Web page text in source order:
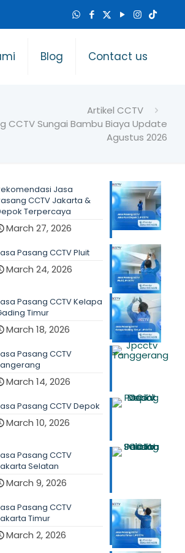
Blog Contact us
Artikel CCTV
CCTV Sungai Bambu Biaya Update
Agustus 2026
Jasa
CCTV Jakarta &
Terpercaya
March 27, 2026
Pasang CCTV Pluit
March 24, 2026
Pasang CCTV Kelapa
Timur
March 18, 2026
Pasang CCTV
March 14, 2026
Pasang CCTV Depok
March 10, 2026
Pasang CCTV
Selatan
March 9, 2026
Pasang CCTV
Timur
March 2, 2026